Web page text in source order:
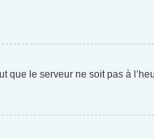
que le serveur ne soit pas à